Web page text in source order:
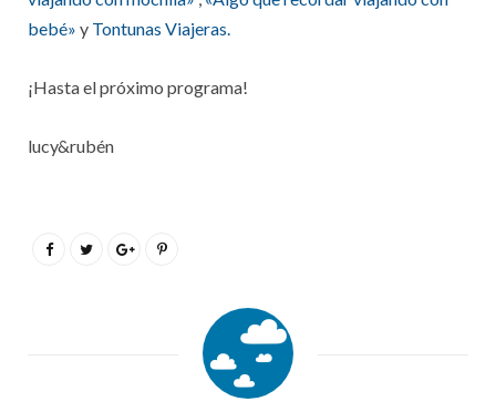
bebé» y Tontunas Viajeras.
¡Hasta el próximo programa!
lucy&rubén